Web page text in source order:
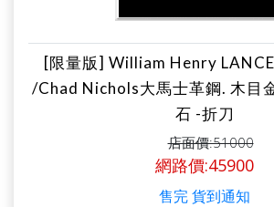
[限量版] William Henry
/Chad Nichols大馬士革鋼. 木目
石 -折刀
店面價:51000
網路價:45900
售完 貨到通知